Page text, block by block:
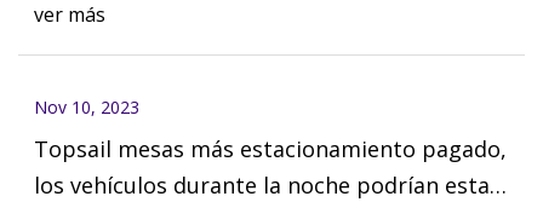
ver más
Nov 10, 2023
Topsail mesas más estacionamiento pagado,
los vehículos durante la noche podrían estar